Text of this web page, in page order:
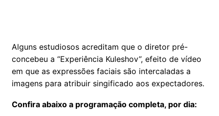
Alguns estudiosos acreditam que o diretor pré-
concebeu a “Experiência Kuleshov”, efeito de vídeo
em que as expressões faciais são intercaladas a
imagens para atribuir singificado aos expectadores.
Confira abaixo a programação completa, por dia: